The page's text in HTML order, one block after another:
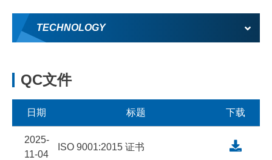
TECHNOLOGY
QC文件
日期 标题 下载
2025-
11-04
ISO 9001:2015 证书